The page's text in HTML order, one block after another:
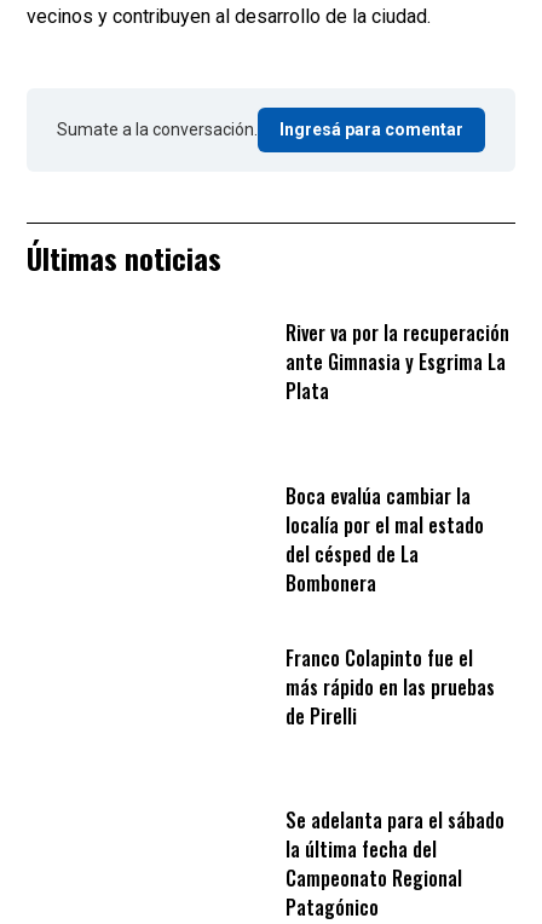
vecinos y contribuyen al desarrollo de la ciudad.
Sumate a la conversación. Ingresá para comentar
Últimas noticias
River va por la recuperación
ante Gimnasia y Esgrima La
Plata
Boca evalúa cambiar la
localía por el mal estado
del césped de La
Bombonera
Franco Colapinto fue el
más rápido en las pruebas
de Pirelli
Se adelanta para el sábado
la última fecha del
Campeonato Regional
Patagónico